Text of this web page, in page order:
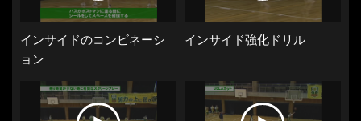
インサイドのコンビネーシ
ョン
インサイド強化ドリル